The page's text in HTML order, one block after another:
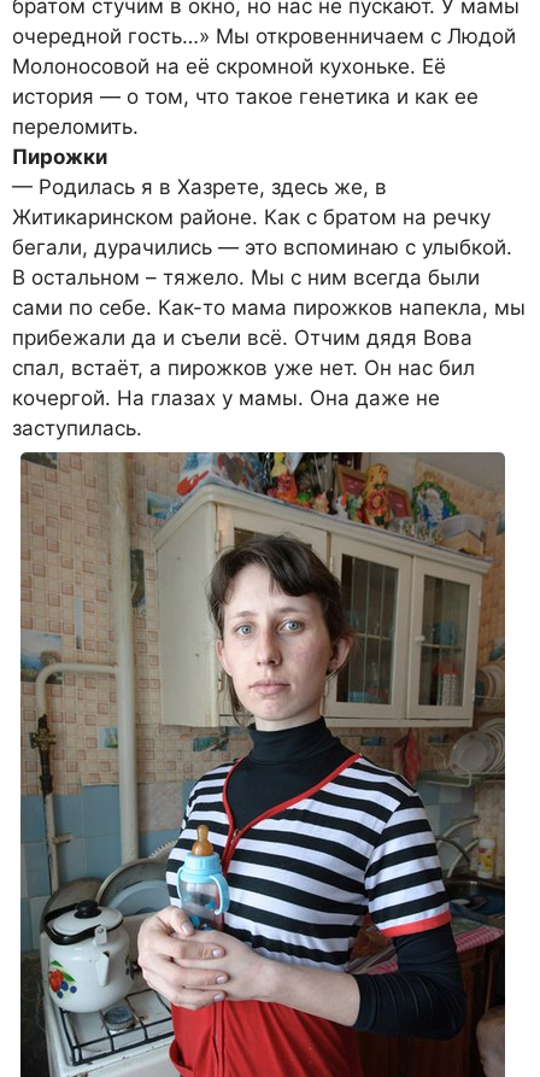
братом стучим в окно, но нас не пускают. У мамы
очередной гость…» Мы откровенничаем с Людой
Молоносовой на её скромной кухоньке. Её
история — о том, что такое генетика и как ее
переломить.
Пирожки
— Родилась я в Хазрете, здесь же, в
Житикаринском районе. Как с братом на речку
бегали, дурачились — это вспоминаю с улыбкой.
В остальном – тяжело. Мы с ним всегда были
сами по себе. Как-то мама пирожков напекла, мы
прибежали да и съели всё. Отчим дядя Вова
спал, встаёт, а пирожков уже нет. Он нас бил
кочергой. На глазах у мамы. Она даже не
заступилась.